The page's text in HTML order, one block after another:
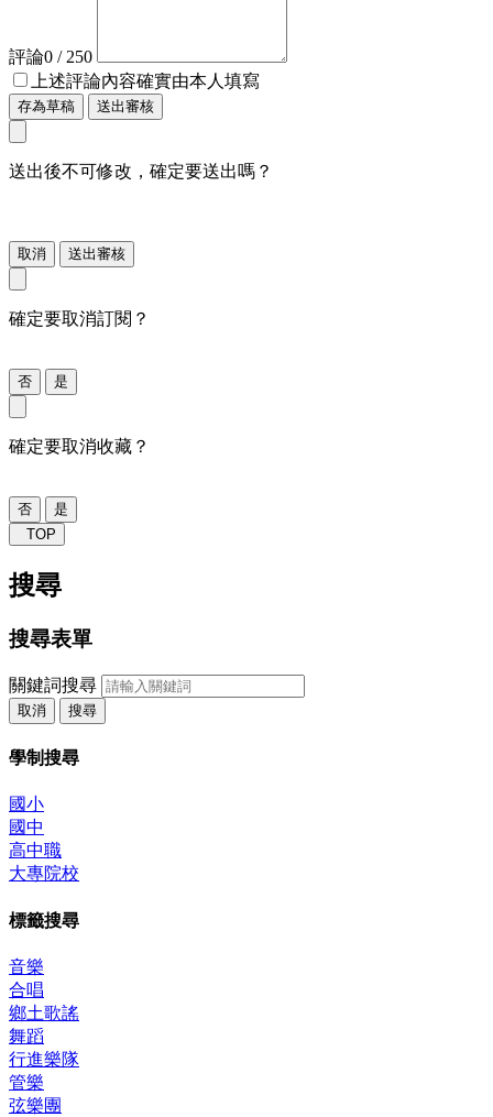
評論0 / 250
上述評論內容確實由本人填寫
存為草稿 送出審核
送出後不可修改，確定要送出嗎？
取消 送出審核
確定要取消訂閱？
否 是
確定要取消收藏？
否
是
TOP
搜尋
搜尋表單
關鍵詞搜尋
取消 搜尋
學制搜尋
國小
國中
高中職
大專院校
標籤搜尋
音樂
合唱
鄉土歌謠
舞蹈
行進樂隊
管樂
弦樂團